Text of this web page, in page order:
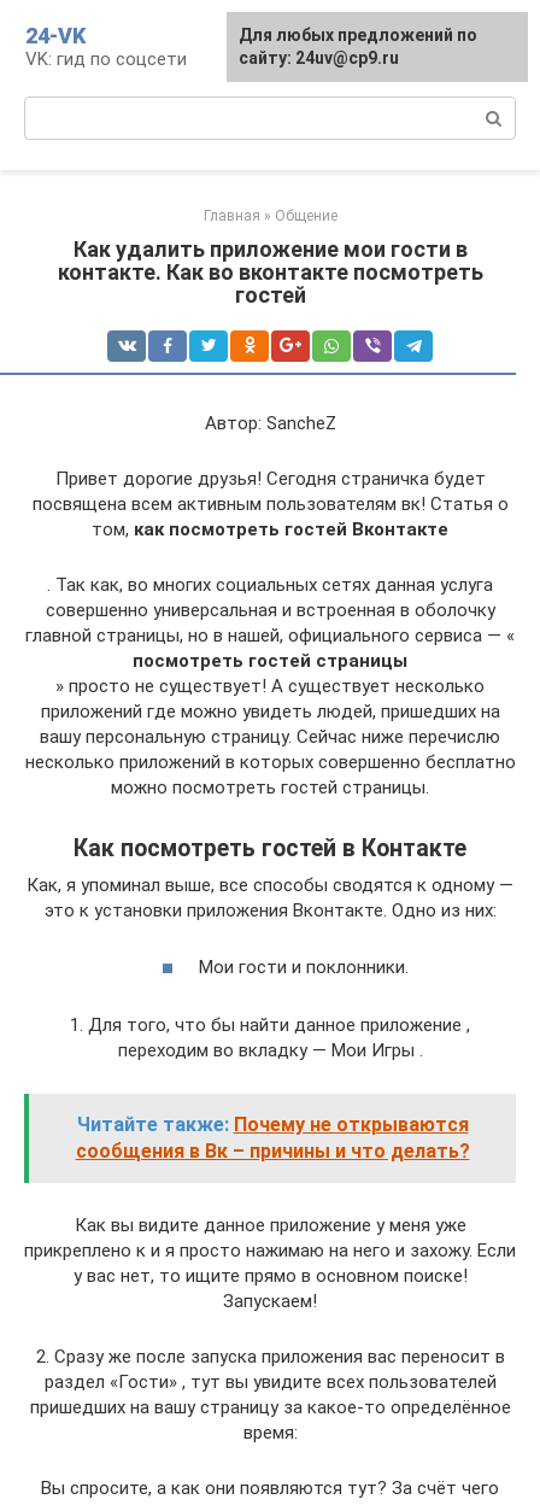
контенту
24-VK
VK: гид по соцсети
Главная » Общение
Как удалить приложение мои гости в
контакте. Как во вконтакте посмотреть
гостей
Автор: SancheZ
Привет дорогие друзья! Сегодня страничка будет
посвящена всем активным пользователям вк! Статья о
том, как посмотреть гостей Вконтакте
. Так как, во многих социальных сетях данная услуга
совершенно универсальная и встроенная в оболочку
главной страницы, но в нашей, официального сервиса — «
посмотреть гостей страницы
» просто не существует! А существует несколько
приложений где можно увидеть людей, пришедших на
вашу персональную страницу. Сейчас ниже перечислю
несколько приложений в которых совершенно бесплатно
можно посмотреть гостей страницы.
Как посмотреть гостей в Контакте
Как, я упоминал выше, все способы сводятся к одному —
это к установки приложения Вконтакте. Одно из них:
Мои гости и поклонники.
1. Для того, что бы найти данное приложение ,
переходим во вкладку — Мои Игры .
Читайте также: Почему не открываются
сообщения в Вк – причины и что делать?
Как вы видите данное приложение у меня уже
прикреплено к и я просто нажимаю на него и захожу. Если
у вас нет, то ищите прямо в основном поиске!
Запускаем!
2. Сразу же после запуска приложения вас переносит в
раздел «Гости» , тут вы увидите всех пользователей
пришедших на вашу страницу за какое-то определённое
время:
Вы спросите, а как они появляются тут? За счёт чего
Для любых предложений по
сайту: 24uv@cp9.ru